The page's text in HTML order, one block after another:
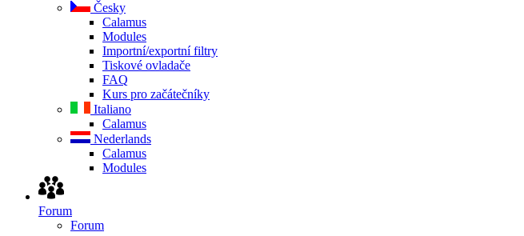
Česky
Calamus
Modules
Importní/exportní filtry
Tiskové ovladače
FAQ
Kurs pro začátečníky
Italiano
Calamus
Nederlands
Calamus
Modules
Forum
Forum